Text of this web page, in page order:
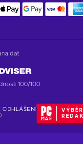
dat
100/100
ODHLÁŠENÍ
VÝBĚR